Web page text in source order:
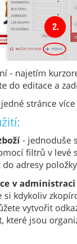
- najetím
do editace a
stránce
- jednoduše
filtrů v levé
do adresy
v administraci
si kdykoliv
vytvořit
které jsou